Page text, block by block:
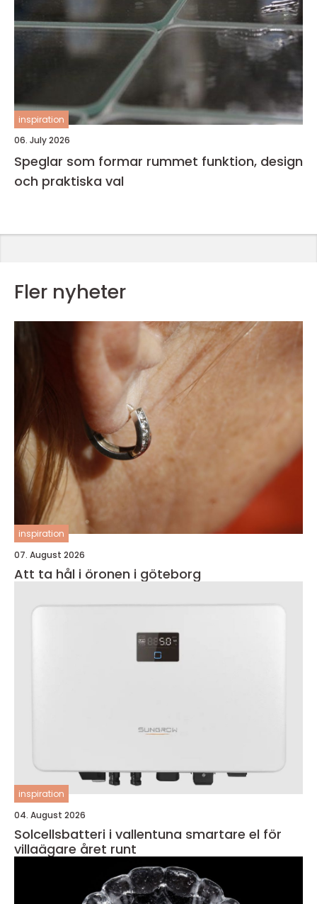
inspiration
06. July 2026
Speglar som formar rummet funktion, design
och praktiska val
Fler nyheter
inspiration
07. August 2026
Att ta hål i öronen i göteborg
inspiration
04. August 2026
Solcellsbatteri i vallentuna smartare el för
villaägare året runt